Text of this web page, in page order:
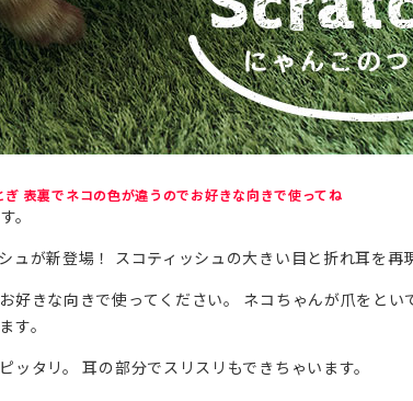
表裏でネコの色が違うのでお好きな向きで使ってね
。
ュが新登場！ スコティッシュの大きい目と折れ耳を再
好きな向きで使ってください。 ネコちゃんが爪をとい
す。
ッタリ。 耳の部分でスリスリもできちゃいます。